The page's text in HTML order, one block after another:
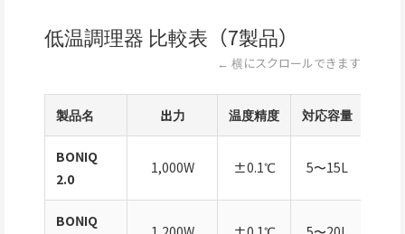
低温調理器 比較表（7製品）
← 横にスクロールできます
製品名 出力 温度精度 対応容量
BONIQ
2.0
1,000W ±0.1℃ 5〜15L
BONIQ